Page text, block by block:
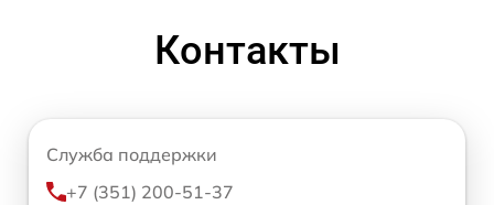
Контакты
Служба поддержки
+7 (351) 200-51-37